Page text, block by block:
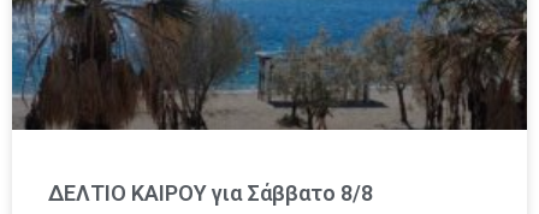
ΔΕΛΤΙΟ ΚΑΙΡΟΥ για Σάββατο 8/8